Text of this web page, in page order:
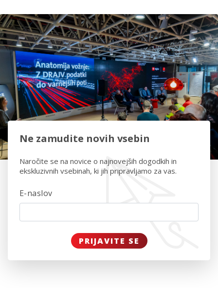
Ne zamudite novih vsebin
Naročite se na novice o najnovejših dogodkih in
ekskluzivnih vsebinah, ki jih pripravljamo za vas.
E-naslov
PRIJAVITE SE